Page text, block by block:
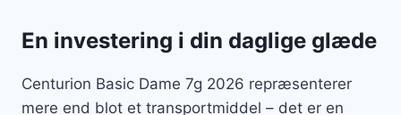
En investering i din daglige glæde
Centurion Basic Dame 7g 2026 repræsenterer
mere end blot et transportmiddel – det er en